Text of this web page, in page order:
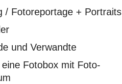
/ Fotoreportage + Portraits
und Verwandte
Fotobox mit Foto-